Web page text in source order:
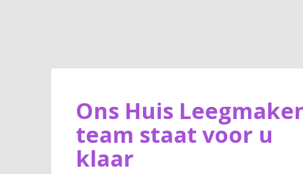
Ons Huis
team staat voor u
klaar